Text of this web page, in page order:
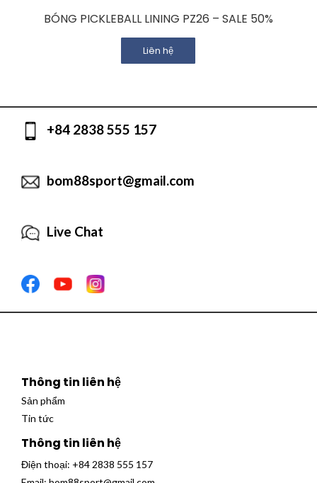
BÓNG PICKLEBALL LINING PZ26 – SALE 50%
Liên hệ
+84 2838 555 157
bom88sport@gmail.com
Live Chat
Thông tin liên hệ
Sản phẩm
Tin tức
Thông tin liên hệ
Điện thoại: +84 2838 555 157